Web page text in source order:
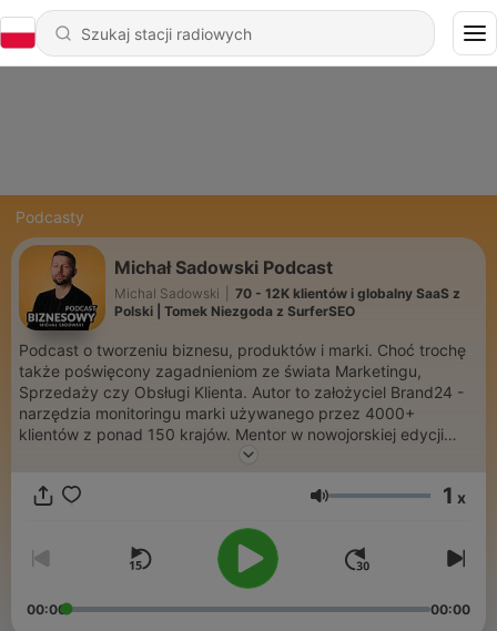
Podcasty
Michał Sadowski Podcast
Michal Sadowski
70 - 12K klientów i globalny SaaS z
Polski | Tomek Niezgoda z SurferSEO
Podcast o tworzeniu biznesu, produktów i marki. Choć trochę
także poświęcony zagadnieniom ze świata Marketingu,
Sprzedaży czy Obsługi Klienta. Autor to założyciel Brand24 -
narzędzia monitoringu marki używanego przez 4000+
klientów z ponad 150 krajów. Mentor w nowojorskiej edycji
Founder Institute. Startup Founder of the Year w konkursie The
zespole rockowym Furkot i fotograf.
Głośność 1 x
00:00 00:00